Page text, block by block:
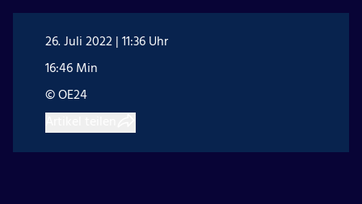
26. Juli 2022 | 11:36 Uhr
16:46 Min
© OE24